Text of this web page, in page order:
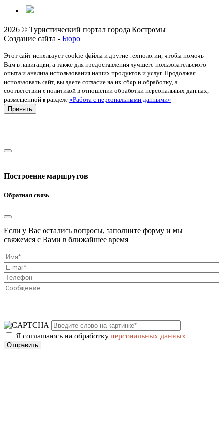
2026 © Туристический портал города Костромы
Создание сайта - Бюро
Этот сайт использует cookie-файлы и другие технологии, чтобы помочь
Вам в навигации, а также для предоставления лучшего пользовательского
опыта и анализа использования наших продуктов и услуг. Продолжая
использовать сайт, вы даете согласие на их сбор и обработку, в
соответствии с политикой в отношении обработки персональных данных,
размещенной в разделе «Работа с персональными данными»
Принять
Построение маршрутов
Обратная связь
Если у Вас остались вопросы, заполните форму и мы
свяжемся с Вами в ближайшее время
Я соглашаюсь на обработку персональных данных